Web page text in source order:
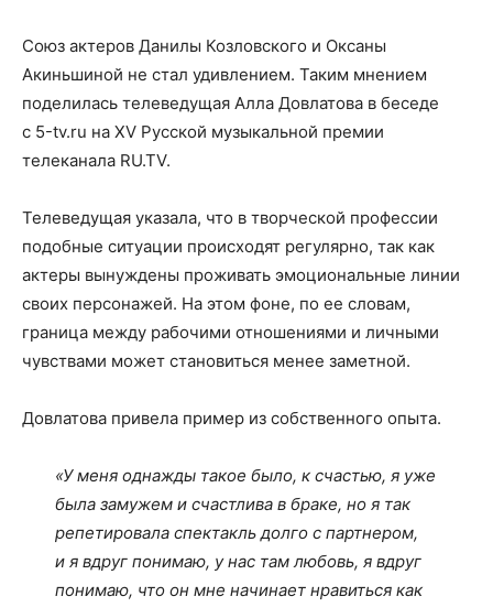
Союз актеров Данилы Козловского и Оксаны
Акиньшиной не стал удивлением. Таким мнением
поделилась телеведущая Алла Довлатова в беседе
с 5-tv.ru на XV Русской музыкальной премии
телеканала RU.TV.
Телеведущая указала, что в творческой профессии
подобные ситуации происходят регулярно, так как
актеры вынуждены проживать эмоциональные линии
своих персонажей. На этом фоне, по ее словам,
граница между рабочими отношениями и личными
чувствами может становиться менее заметной.
Довлатова привела пример из собственного опыта.
«У меня однажды такое было, к счастью, я уже
была замужем и счастлива в браке, но я так
репетировала спектакль долго с партнером,
и я вдруг понимаю, у нас там любовь, я вдруг
понимаю, что он мне начинает нравиться как